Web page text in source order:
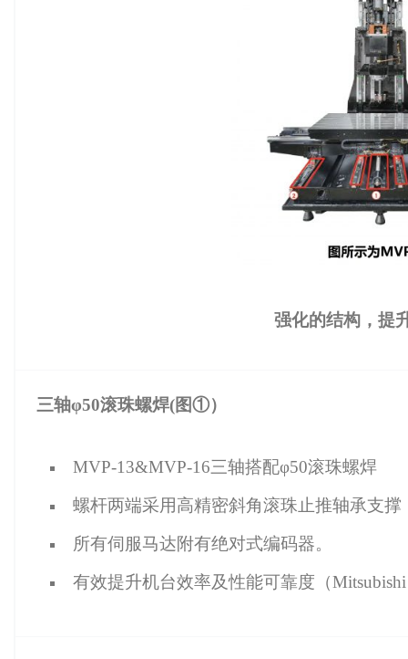
强化的结构，提
三轴φ50滚珠螺焊(图①）
MVP-13&MVP-16三轴搭配φ50滚珠螺焊
螺杆两端采用高精密斜角滚珠止推轴承支撑
所有伺服马达附有绝对式编码器。
有效提升机台效率及性能可靠度（